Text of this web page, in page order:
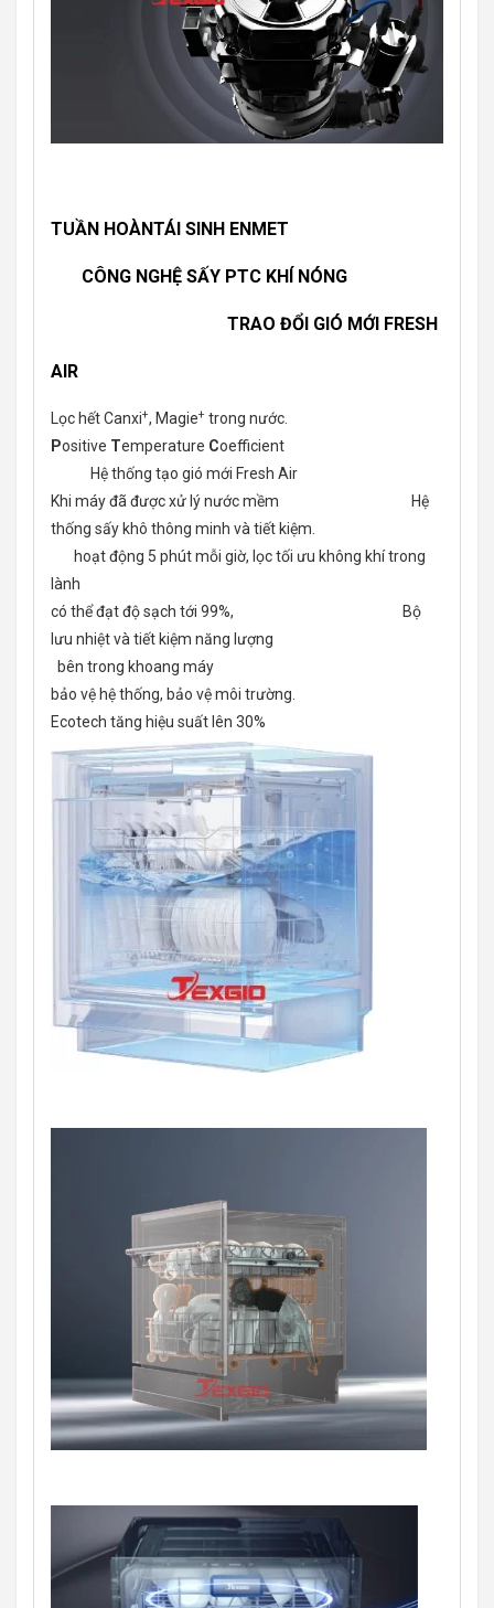
TUẦN HOÀNTÁI SINH ENMET
CÔNG NGHỆ SẤY PTC KHÍ NÓNG
TRAO ĐỔI GIÓ MỚI FRESH
AIR
Lọc hết Canxi+, Magie+ trong nước.
Positive Temperature Coefficient
Hệ thống tạo gió mới Fresh Air
Khi máy đã được xử lý nước mềm Hệ
thống sấy khô thông minh và tiết kiệm.
hoạt động 5 phút mỗi giờ, lọc tối ưu không khí trong
lành
có thể đạt độ sạch tới 99%, Bộ
lưu nhiệt và tiết kiệm năng lượng
bên trong khoang máy
bảo vệ hệ thống, bảo vệ môi trường.
Ecotech tăng hiệu suất lên 30%